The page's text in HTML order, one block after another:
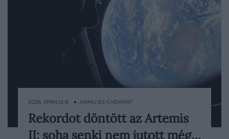
Az Artemis II küldetés hivatalosan is új
korszakhatárt jelölt ki az űrrepülés
2026. ÁPRILIS 8. ● HAMU ÉS GYÉMÁNT
Rekordot döntött az Artemis
II: soha senki nem jutott még…